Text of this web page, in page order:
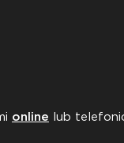
online lub